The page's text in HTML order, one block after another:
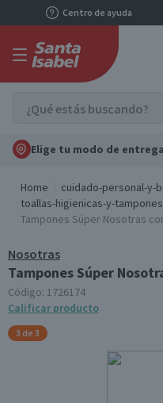
Centro de ayuda
Elige tu modo de entrega
Home cuidado-personal-y-
toallas-higienicas-y-tampones
Tampones Súper Nosotras
Nosotras
Tampones Súper
Código: 1726174
Calificar producto
3 de 3